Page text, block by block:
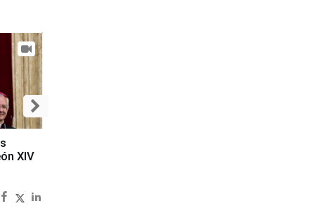
XIV